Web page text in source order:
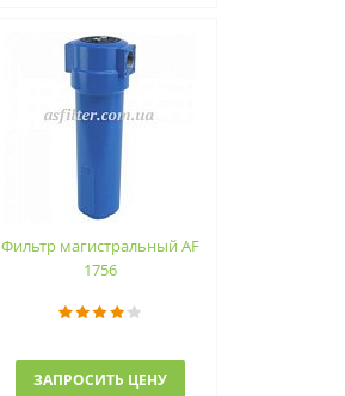
Фильтр магистральный AF
1756
ЗАПРОСИТЬ ЦЕНУ